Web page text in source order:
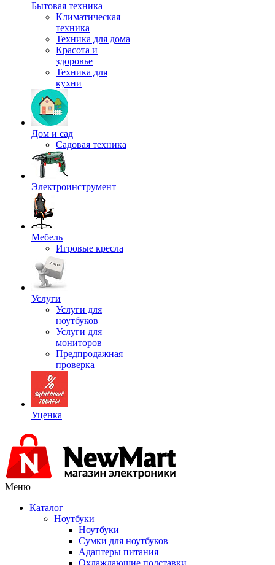
Бытовая техника
Климатическая
техника
Техника для дома
Красота и
здоровье
Техника для
кухни
Дом и сад
Садовая техника
Электроинструмент
Мебель
Игровые кресла
Услуги
Услуги для
ноутбуков
Услуги для
мониторов
Предпродажная
проверка
Уценка
Меню
Каталог
Ноутбуки
Ноутбуки
Сумки для ноутбуков
Адаптеры питания
Охлаждающие подставки